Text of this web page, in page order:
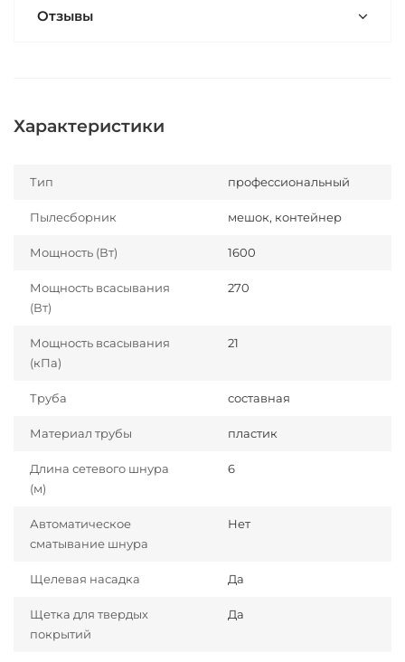
Отзывы
Характеристики
Тип профессиональный
Пылесборник мешок, контейнер
Мощность (Вт) 1600
Мощность всасывания
(Вт)
270
Мощность всасывания
(кПа)
21
Труба составная
Материал трубы пластик
Длина сетевого шнура
(м)
6
Автоматическое
сматывание шнура
Нет
Щелевая насадка Да
Щетка для твердых
покрытий
Да